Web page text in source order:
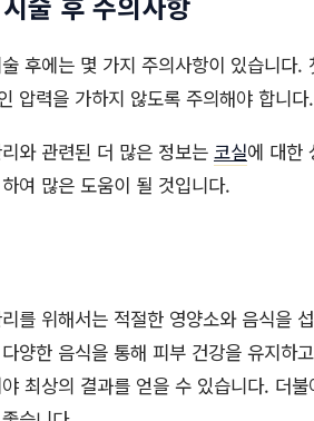
후에는 몇 가지 주의사항이 있습니다
압력을 가하지 않도록 주의해야 합니
와 관련된 더 많은 정보는 코실에 대한
여 많은 도움이 될 것입니다.
를 위해서는 적절한 영양소와 음식을
양한 음식을 통해 피부 건강을 유지하
최상의 결과를 얻을 수 있습니다. 더